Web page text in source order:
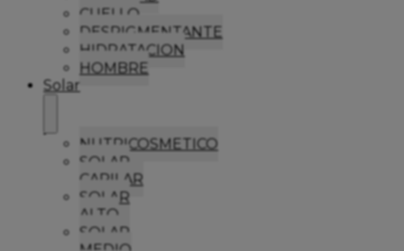
CUELLO
DESPIGMENTANTE
HIDRATACION
HOMBRE
Solar
NUTRICOSMETICO
SOLAR
CAPILAR
SOLAR
ALTO
SOLAR